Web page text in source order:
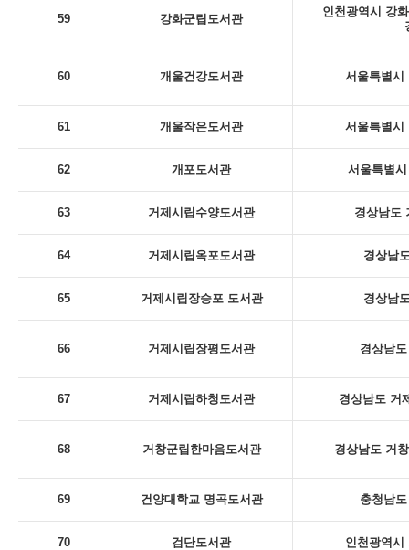
59 강화군립도서관
인천광역시 강
60 개울건강도서관 서울특별시
61 개울작은도서관 서울특별시
62 개포도서관 서울특별
63 거제시립수양도서관 경상남도
64 거제시립옥포도서관 경상남
65 거제시립장승포 도서관 경상남
66 거제시립장평도서관 경상남
67 거제시립하청도서관 경상남도 거
68 거창군립한마음도서관 경상남도 거
69 건양대학교 명곡도서관 충청남
70 검단도서관 인천광역시